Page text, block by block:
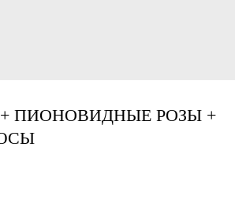
ПИОНОВИДНЫЕ РОЗЫ +